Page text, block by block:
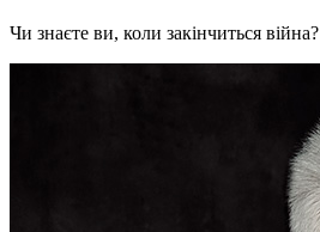
Чи знаєте ви, коли закінчиться війна?